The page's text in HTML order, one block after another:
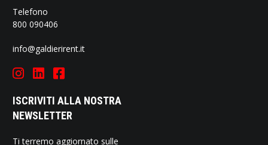
Telefono
800 090406
info@galdierirent.it
ISCRIVITI ALLA NOSTRA
NEWSLETTER
Ti terremo aggiornato sulle